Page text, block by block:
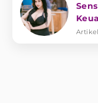
Artikel